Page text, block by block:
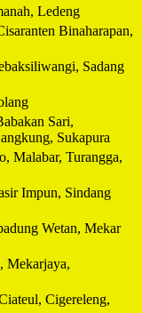
Ledeng
Binaharapan,
Sadang
Sari,
Sukapura
Malabar, Turangga,
Impun, Sindang
Wetan, Mekar
Mekarjaya,
Cigereleng,